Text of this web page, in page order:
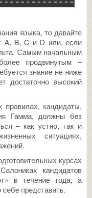
языка, то давайте
A, B, C и D или, если
Самым начальным
продвинутым –
знание не ниже
достаточно высокий
правилах, кандидаты,
Гамма, должны без
– как устно, так и
ситуациях,
курсах
кандидатов
в течение года, а
представить.